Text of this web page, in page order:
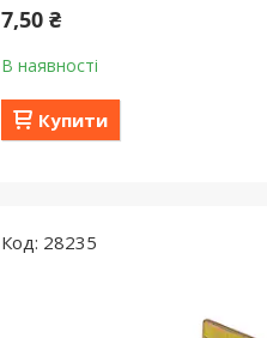
7,50 ₴
В наявності
Купити
28235